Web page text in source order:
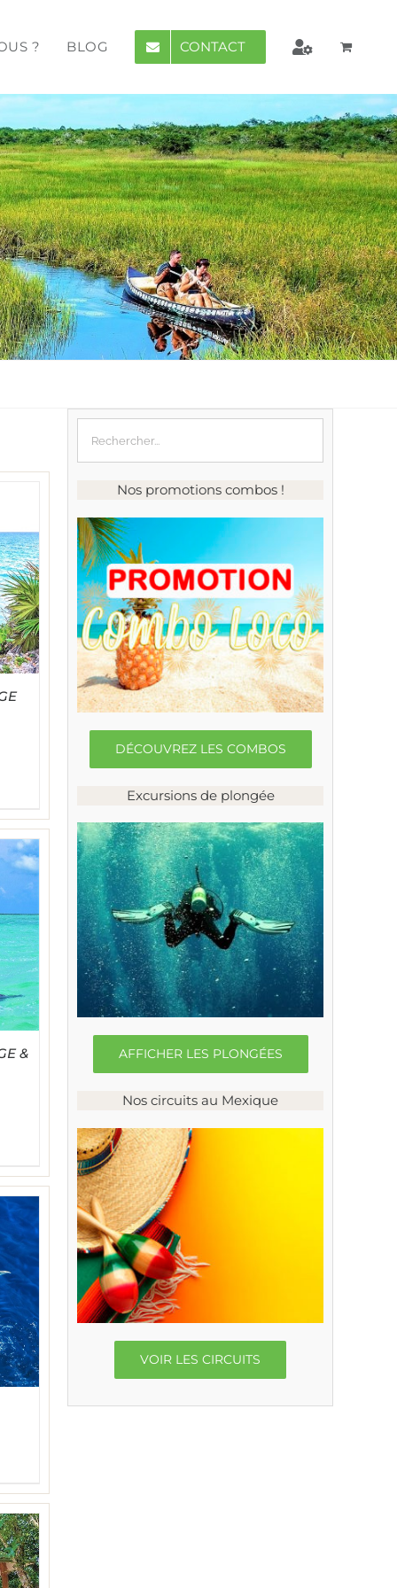
? BLOG CONTACT
&
Nos promotions combos !
DÉCOUVREZ LES COMBOS
Excursions de plongée
AFFICHER LES PLONGÉES
Nos circuits au Mexique
VOIR LES CIRCUITS